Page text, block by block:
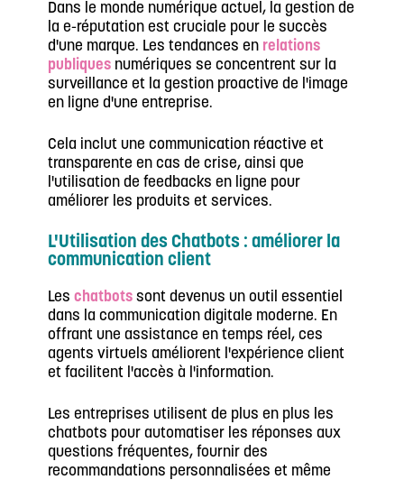
Dans le monde numérique actuel, la gestion de
la e-réputation est cruciale pour le succès
d'une marque. Les tendances en relations
publiques numériques se concentrent sur la
surveillance et la gestion proactive de l'image
en ligne d'une entreprise.
Cela inclut une communication réactive et
transparente en cas de crise, ainsi que
l'utilisation de feedbacks en ligne pour
améliorer les produits et services.
L'Utilisation des Chatbots : améliorer la
communication client
Les chatbots sont devenus un outil essentiel
dans la communication digitale moderne. En
offrant une assistance en temps réel, ces
agents virtuels améliorent l'expérience client
et facilitent l'accès à l'information.
Les entreprises utilisent de plus en plus les
chatbots pour automatiser les réponses aux
questions fréquentes, fournir des
recommandations personnalisées et même